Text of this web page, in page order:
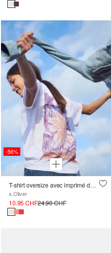
-56%
T-shirt oversize avec imprimé devant et dos
s.Oliver
10.95 CHF24.90 CHF